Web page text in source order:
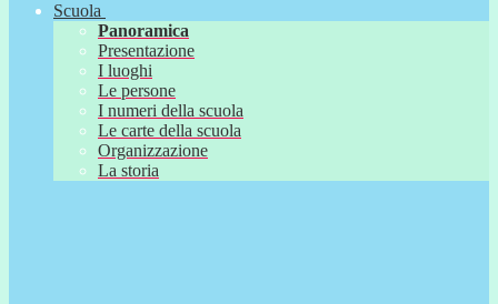
Scuola
Panoramica
Presentazione
I luoghi
Le persone
I numeri della scuola
Le carte della scuola
Organizzazione
La storia